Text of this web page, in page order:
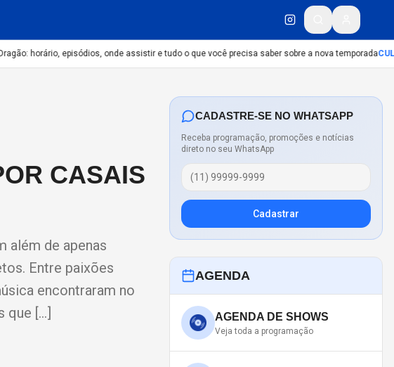
horário, episódios, onde assistir e tudo o que você precisa saber sobre a nova temporada
CASAIS
além de apenas
Entre paixões
encontraram no
que […]
CADASTRE-SE NO WHATSAPP
Receba programação, promoções e notícias
direto no seu WhatsApp
Cadastrar
AGENDA
AGENDA DE SHOWS
Veja toda a programação